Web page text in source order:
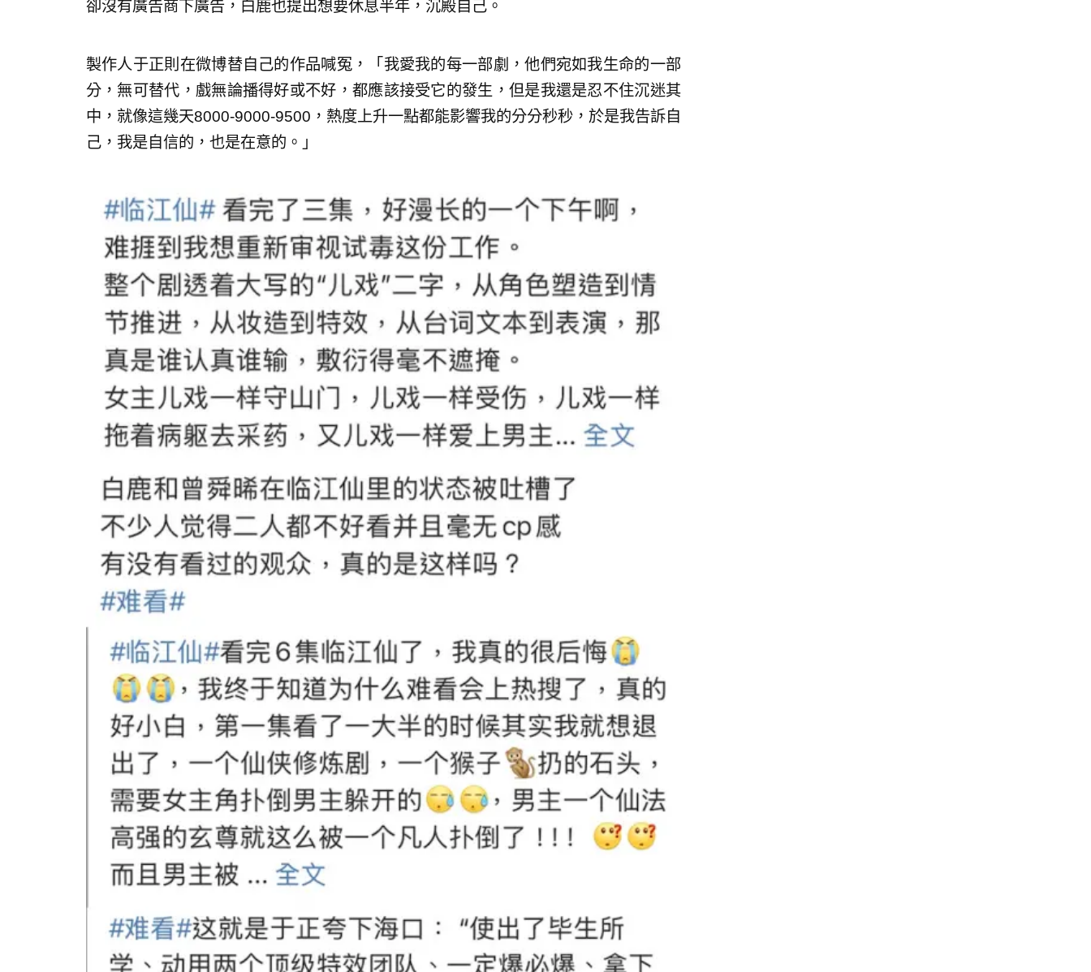
卻沒有廣告商下廣告，白鹿也提出想要休息半年，沉殿自己。
製作人于正則在微博替自己的作品喊冤，「我愛我的每一部劇，他們宛如我生命的一部
分，無可替代，戲無論播得好或不好，都應該接受它的發生，但是我還是忍不住沉迷其
中，就像這幾天8000-9000-9500，熱度上升一點都能影響我的分分秒秒，於是我告訴自
己，我是自信的，也是在意的。」